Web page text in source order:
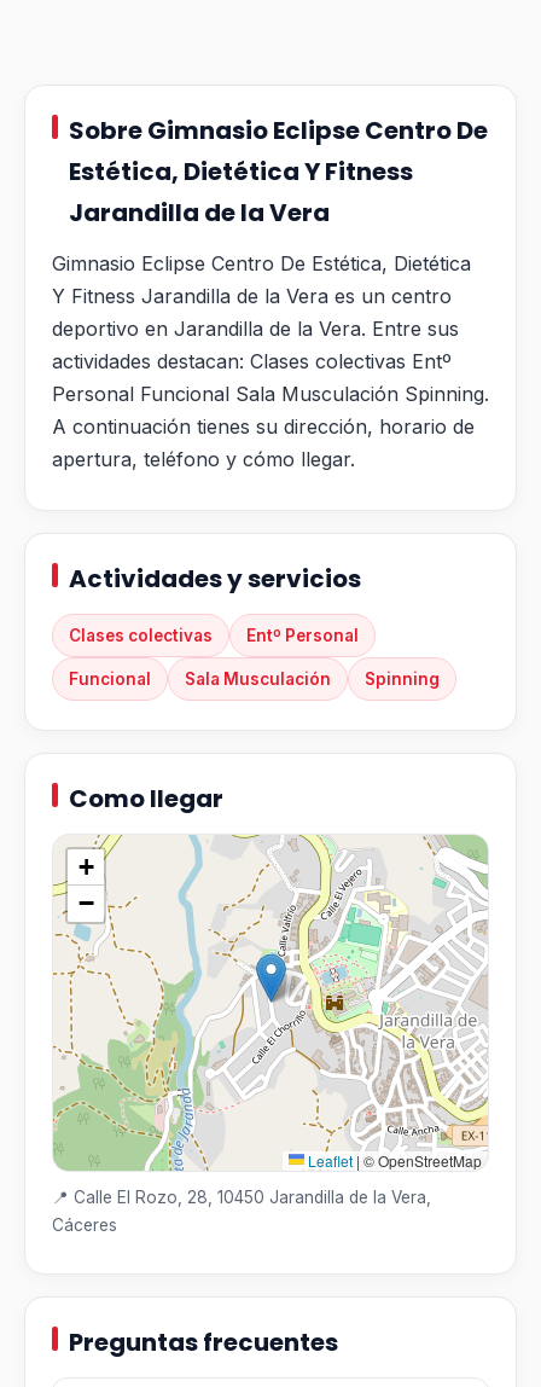
Sobre Gimnasio Eclipse Centro De
Estética, Dietética Y Fitness
Jarandilla de la Vera
Gimnasio Eclipse Centro De Estética, Dietética
Y Fitness Jarandilla de la Vera es un centro
deportivo en Jarandilla de la Vera. Entre sus
actividades destacan: Clases colectivas Entº
Personal Funcional Sala Musculación Spinning.
A continuación tienes su dirección, horario de
apertura, teléfono y cómo llegar.
Actividades y servicios
Clases colectivas Entº Personal
Funcional Sala Musculación Spinning
Como llegar
+
−
Leaflet | © OpenStreetMap
📍 Calle El Rozo, 28, 10450 Jarandilla de la Vera,
Cáceres
Preguntas frecuentes